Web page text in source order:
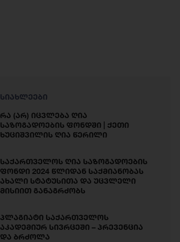
სიახლეები
რა (არ) იცვლება ღია
საზოგადოების ფონდში | ქეთი
ხუციშვილის ღია წერილი
საქართველოს ღია საზოგადოების
ფონდი 2024 წლიდან საქმიანობას
ახალი სტატუსითა და უცვლელი
მისიით განაგრძობს
პლაგიატი საქართველოს
აკადემიურ სივრცეში – პრევენცია
და ბრძოლა